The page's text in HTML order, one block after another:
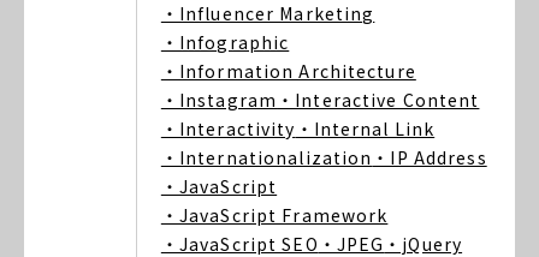
・Influencer Marketing
・Infographic
・Information Architecture
・Instagram ・Interactive Content
・Interactivity ・Internal Link
・Internationalization ・IP Address
・JavaScript
・JavaScript Framework
・JavaScript SEO ・JPEG ・jQuery